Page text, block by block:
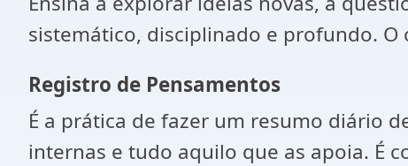
sistemático, disciplinado e profundo.
Registro de Pensamentos
É a prática de fazer um resumo diário
internas e tudo aquilo que as apoia. É